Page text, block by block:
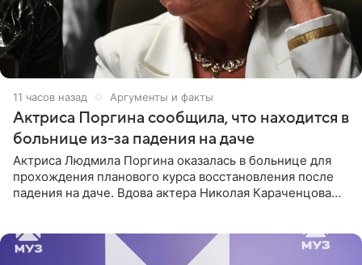
11 часов назад Аргументы и факты
Актриса Поргина сообщила, что находится в
больнице из-за падения на даче
Актриса Людмила Поргина оказалась в больнице для
прохождения планового курса восстановления после
падения на даче. Вдова актера Николая Караченцова